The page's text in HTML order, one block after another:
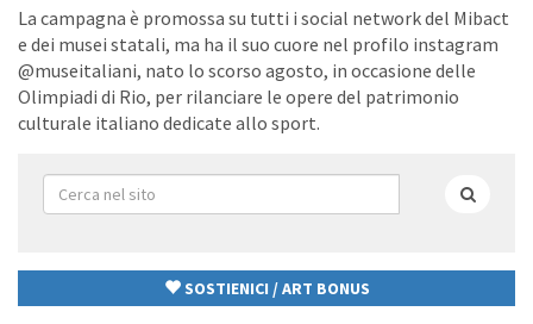
La campagna è promossa su tutti i social network del Mibact
e dei musei statali, ma ha il suo cuore nel profilo instagram
@museitaliani, nato lo scorso agosto, in occasione delle
Olimpiadi di Rio, per rilanciare le opere del patrimonio
culturale italiano dedicate allo sport.
Form
di
SOSTIENICI / ART BONUS